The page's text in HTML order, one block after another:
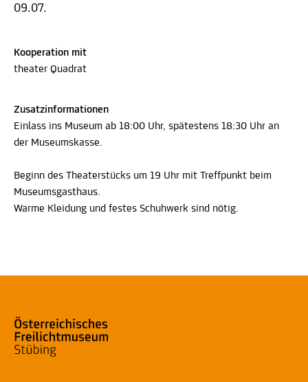
09.07.
Kooperation mit
theater Quadrat
Zusatzinformationen
Einlass ins Museum ab 18:00 Uhr, spätestens 18:30 Uhr an
der Museumskasse.
Beginn des Theaterstücks um 19 Uhr mit Treffpunkt beim
Museumsgasthaus.
Warme Kleidung und festes Schuhwerk sind nötig.